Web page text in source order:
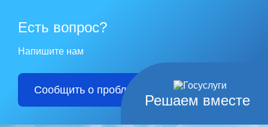
Решаем вместе
Есть вопрос?
Напишите нам
Сообщить о проблеме